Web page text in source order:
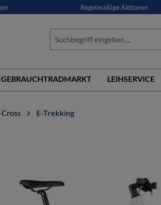
Regelmäßige Aktionen
GEBRAUCHTRADMARKT LEIHSERVICE
Cross E-Trekking